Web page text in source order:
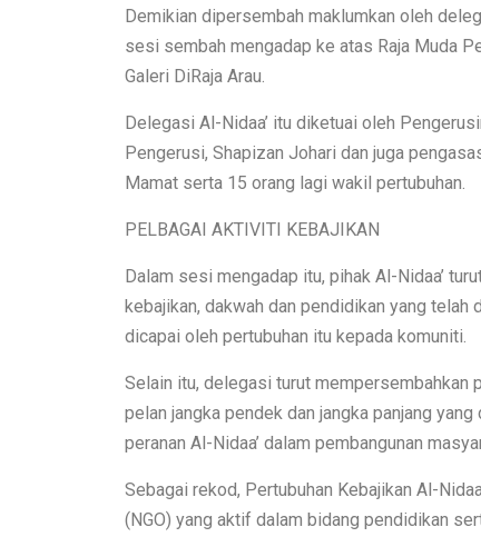
Demikian dipersembah maklumkan oleh
sesi sembah mengadap ke atas Raja Muda
Galeri DiRaja Arau.
Delegasi Al-Nidaa’ itu diketuai oleh
Pengerusi, Shapizan Johari dan juga
Mamat serta 15 orang lagi wakil pertubuhan.
PELBAGAI AKTIVITI KEBAJIKAN
Dalam sesi mengadap itu, pihak Al-Nidaa’
kebajikan, dakwah dan pendidikan yang
dicapai oleh pertubuhan itu kepada komuniti.
Selain itu, delegasi turut mempersembahkan
pelan jangka pendek dan jangka panjang
peranan Al-Nidaa’ dalam pembangunan
Sebagai rekod, Pertubuhan Kebajikan Al-
(NGO) yang aktif dalam bidang pendidikan